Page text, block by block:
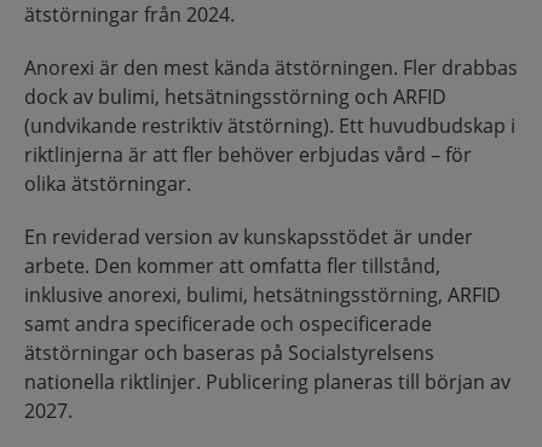
ätstörningar från 2024.
Anorexi är den mest kända ätstörningen. Fler drabbas
dock av bulimi, hetsätningsstörning och ARFID
(undvikande restriktiv ätstörning). Ett huvudbudskap i
riktlinjerna är att fler behöver erbjudas vård – för
olika ätstörningar.
En reviderad version av kunskapsstödet är under
arbete. Den kommer att omfatta fler tillstånd,
inklusive anorexi, bulimi, hetsätningsstörning, ARFID
samt andra specificerade och ospecificerade
ätstörningar och baseras på Socialstyrelsens
nationella riktlinjer. Publicering planeras till början av
2027.